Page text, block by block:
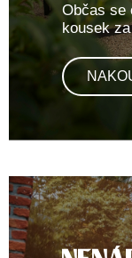
Občas se
kousek